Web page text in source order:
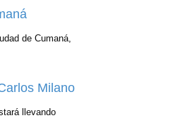
de Cumaná,
Milano
llevando